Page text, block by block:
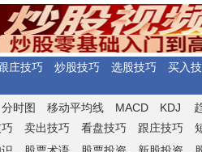
庄技巧 炒股技巧 选股技巧
买入
分时图 移动平均线 MACD KDJ
卖出技巧 看盘技巧 跟庄技巧